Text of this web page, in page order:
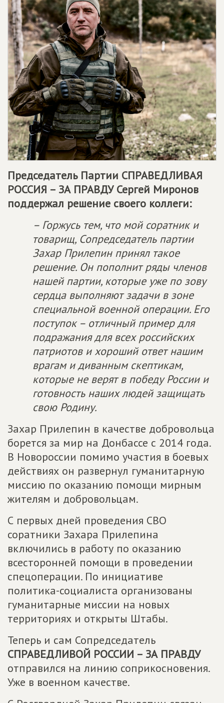
Председатель Партии СПРАВЕДЛИВАЯ
РОССИЯ – ЗА ПРАВДУСергей Миронов
поддержал решение своего коллеги:
– Горжусь тем, что мой соратник и
товарищ, Сопредседатель партии
Захар Прилепин принял такое
решение. Он пополнит ряды членов
нашей партии, которые уже по зову
сердца выполняют задачи в зоне
специальной военной операции. Его
поступок – отличный пример для
подражания для всех российских
патриотов и хороший ответ нашим
врагам и диванным скептикам,
которые не верят в победу России и
готовность наших людей защищать
свою Родину.
Захар Прилепин в качестве добровольца
борется за мир на Донбассе с 2014 года.
В Новороссии помимо участия в боевых
действиях он развернул гуманитарную
миссию по оказанию помощи мирным
жителям и добровольцам.
С первых дней проведения СВО
соратники Захара Прилепина
включились в работу по оказанию
всесторонней помощи в проведении
спецоперации. По инициативе
политика-социалиста организованы
гуманитарные миссии на новых
территориях и открыты Штабы.
Теперь и сам Сопредседатель
СПРАВЕДЛИВОЙ РОССИИ – ЗА ПРАВДУ
отправился на линию соприкосновения.
Уже в военном качестве.